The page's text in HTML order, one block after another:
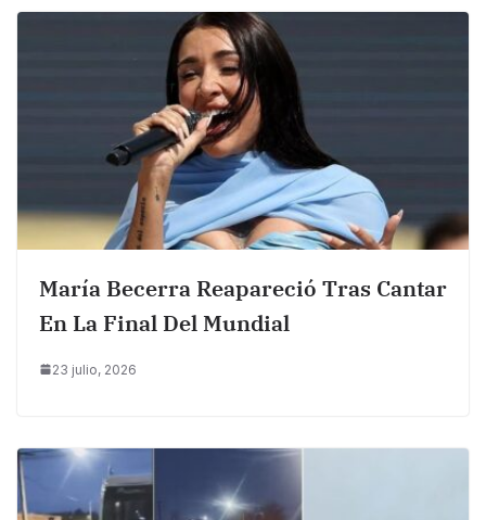
María Becerra Reapareció Tras Cantar
En La Final Del Mundial
23 julio, 2026